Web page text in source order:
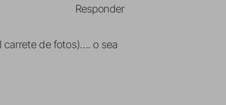
carrete de fotos)…. o sea
Responder